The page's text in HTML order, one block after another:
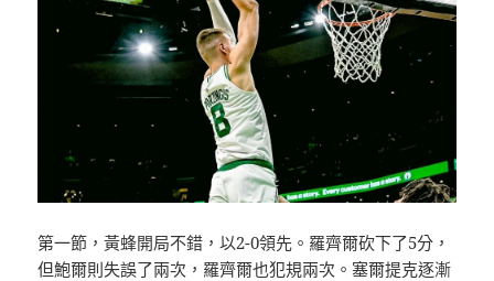
第一節，黃蜂開局不錯，以2-0領先。羅齊爾砍下了5分，
但鮑爾則失誤了兩次，羅齊爾也犯規兩次。塞爾提克逐漸